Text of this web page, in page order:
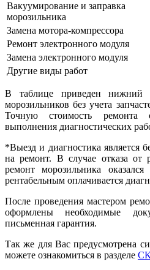
Вакуумирование и заправка
морозильника
Замена мотора-компрессора
Ремонт электронного модуля
Замена электронного модуля
Другие виды работ
В таблице приведен нижний
морозильников без учета
Точную стоимость ремонта
выполнения диагностических
*Выезд и диагностика является
на ремонт. В случае отказа от
ремонт морозильника
рентабельным оплачивается
После проведения мастером
оформлены необходимые
письменная гарантия.
Так же для Вас предусмотрена
можете ознакомиться в разделе